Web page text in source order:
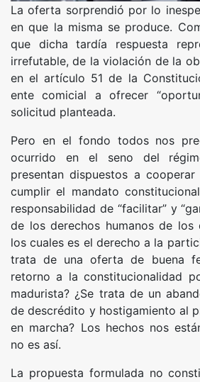
La oferta sorprendió por lo
en que la misma se produce.
que dicha tardía respuesta
irrefutable, de la violación de la
en el artículo 51 de la
ente comicial a ofrecer
solicitud planteada.
Pero en el fondo todos nos
ocurrido en el seno del
presentan dispuestos a
cumplir el mandato
responsabilidad de “facilitar” y
de los derechos humanos de los
los cuales es el derecho a la
trata de una oferta de buena
retorno a la constitucionalidad
madurista? ¿Se trata de un
de descrédito y hostigamiento al
en marcha? Los hechos nos
no es así.
La propuesta formulada no